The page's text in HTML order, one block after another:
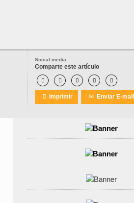
Social media
Comparte este artículo
    
 Imprimir ✉ Enviar E-mail